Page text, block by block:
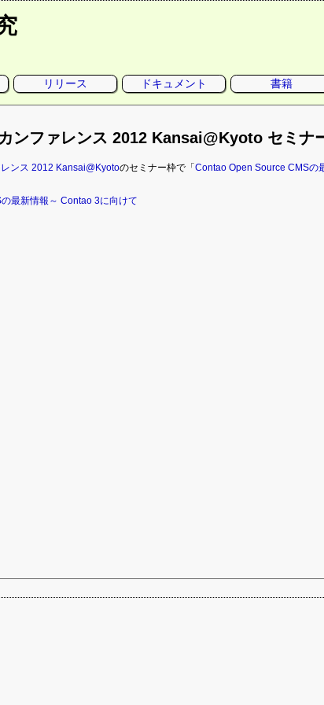
リリース ドキュメント 書籍
ンファレンス 2012 Kansai@Kyoto セミナ
ンス 2012 Kansai@Kyotoのセミナー枠で「Contao Open Source CMSの
最新情報～ Contao 3に向けて